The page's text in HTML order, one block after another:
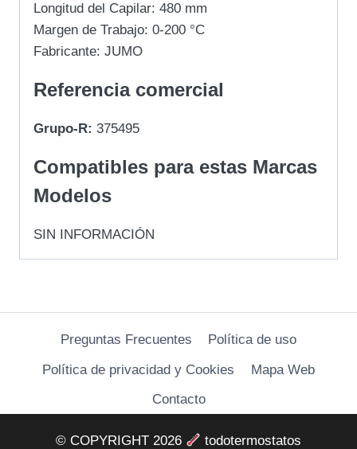
Longitud del Capilar: 480 mm
Margen de Trabajo: 0-200 °C
Fabricante: JUMO
Referencia comercial
Grupo-R: 375495
Compatibles para estas Marcas
Modelos
SIN INFORMACIÓN
Preguntas Frecuentes
Política de uso
Política de privacidad y Cookies
Mapa Web
Contacto
© COPYRIGHT 2026 todotermostatos